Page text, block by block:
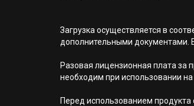
Загрузка осуществляется в
дополнительными документами.
Разовая лицензионная плата за
необходим при использовании на
Перед использованием